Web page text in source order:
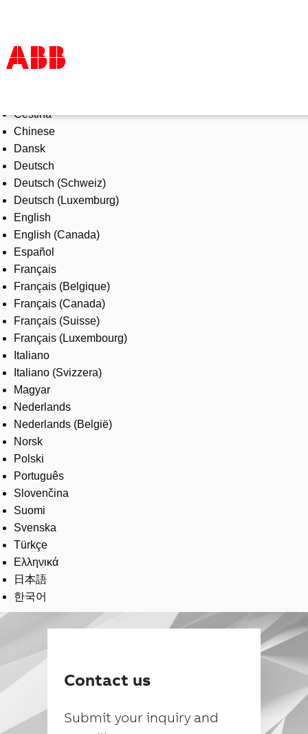
Products & Solutions
Industries
Services
About us
Where to buy
Contact us
Careers
Čeština
Chinese
Dansk
Deutsch
Deutsch (Schweiz)
Deutsch (Luxemburg)
English
English (Canada)
Español
Français
Français (Belgique)
Français (Canada)
Français (Suisse)
Français (Luxembourg)
Italiano
Italiano (Svizzera)
Magyar
Nederlands
Nederlands (België)
Norsk
Polski
Português
Slovenčina
Suomi
Svenska
Türkçe
Ελληνικά
日本語
한국어
Contact us
Submit your inquiry and